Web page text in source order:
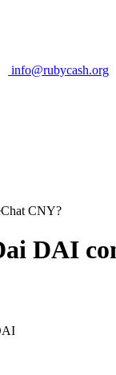
info@rubycash.org
CNY?
DAI